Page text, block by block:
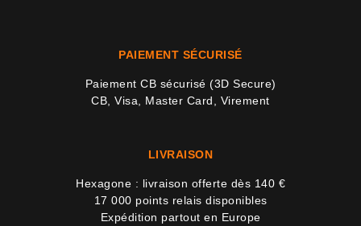
PAIEMENT SÉCURISÉ
Paiement CB sécurisé (3D Secure)
CB, Visa, Master Card, Virement
LIVRAISON
Hexagone : livraison offerte dès 140 €
17 000 points relais disponibles
Expédition partout en Europe